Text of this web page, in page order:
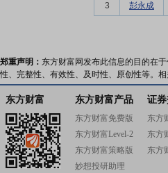
3 彭永成
郑重声明： 东方财富网发布此信息的目的在
性、完整性、有效性、及时性、原创性等。
东方财富 东方财富产品
东方财富免费版
东方财富Level-2
东方财富策略版
妙想投研助理
证
东方
东方
东方